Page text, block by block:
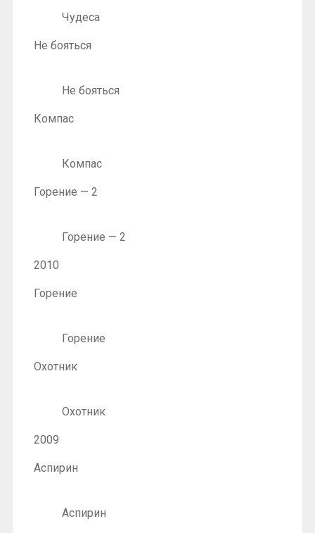
Чудеса
Не бояться
Не бояться
Компас
Компас
Горение — 2
Горение — 2
2010
Горение
Горение
Охотник
Охотник
2009
Аспирин
Аспирин